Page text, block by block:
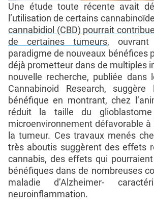
Une étude toute récente avait
l’utilisation de certains
cannabidiol (CBD) pourrait
de certaines tumeurs,
paradigme de nouveaux bénéfices
déjà prometteur dans de multiples
nouvelle recherche, publiée dans
Cannabinoid Research,
bénéfique en montrant, chez
réduit la taille du
microenvironnement défavorable à
la tumeur. Ces travaux menés
très aboutis suggèrent des effets
cannabis, des effets qui
bénéfiques dans de nombreuses
maladie d’Alzheimer-
neuroinflammation.